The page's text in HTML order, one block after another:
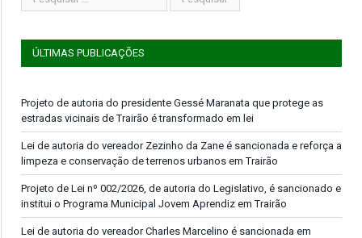
ÚLTIMAS PUBLICAÇÕES
Projeto de autoria do presidente Gessé Maranata que protege as
estradas vicinais de Trairão é transformado em lei
Lei de autoria do vereador Zezinho da Zane é sancionada e reforça a
limpeza e conservação de terrenos urbanos em Trairão
Projeto de Lei nº 002/2026, de autoria do Legislativo, é sancionado e
institui o Programa Municipal Jovem Aprendiz em Trairão
Lei de autoria do vereador Charles Marcelino é sancionada em